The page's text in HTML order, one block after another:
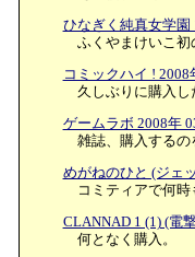
ひなぎく純真女学園
ふくやまけいこ初
コミックハイ !
久しぶりに購入し
ゲームラボ 2008年
雑誌、購入するの
めがねのひと (ジェ
コミティアで何時
CLANNAD 1 (1) (電
何となく購入。